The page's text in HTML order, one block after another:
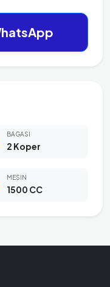
BAGASI
2 Koper
MESIN
1500 CC